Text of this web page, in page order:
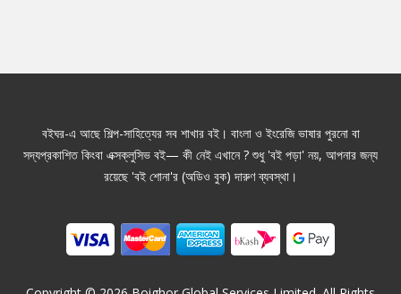
বইঘর-এ আছে শিল্প-সাহিত্যের সব শাখার বই। বাংলা ও ইংরেজি ভাষার পুরনো বা
সদ্যপ্রকাশিত কিংবা এক্সক্লুসিভ বই— কী নেই এখানে ? শুধু 'বই পড়া' নয়, আপনার জন্য
রয়েছে 'বই শোনা'র (অডিও বুক) দারুণ ব্যবস্থা।